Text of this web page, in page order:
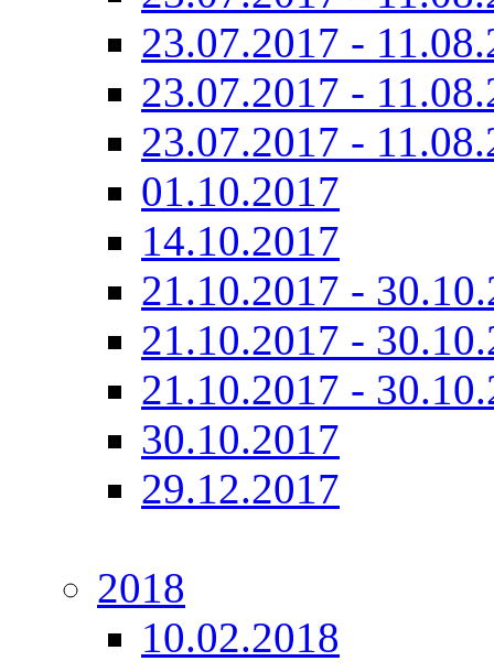
23.07.2017 -
23.07.2017 -
23.07.2017 -
01.10.2017
14.10.2017
21.10.2017 -
21.10.2017 -
21.10.2017 -
30.10.2017
29.12.2017
2018
10.02.2018